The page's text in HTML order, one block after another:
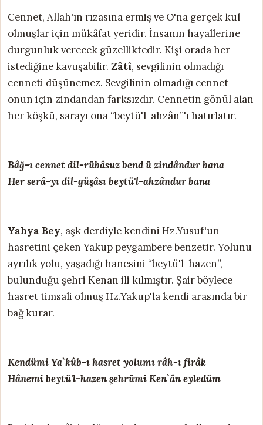
Cennet, Allah'ın rızasına ermiş ve O'na gerçek kul
olmuşlar için mükâfat yeridir. İnsanın hayallerine
durgunluk verecek güzelliktedir. Kişi orada her
istediğine kavuşabilir. Zâtî, sevgilinin olmadığı
cenneti düşünemez. Sevgilinin olmadığı cennet
onun için zindandan farksızdır. Cennetin gönül alan
her köşkü, sarayı ona “beytü'l-ahzân”'ı hatırlatır.
Bâğ-ı cennet dil-rübâsuz bend ü zindândur bana
Her serâ-yı dil-güşâsı beytü'l-ahzândur bana
Yahya Bey, aşk derdiyle kendini Hz.Yusuf'un
hasretini çeken Yakup peygambere benzetir. Yolunu
ayrılık yolu, yaşadığı hanesini “beytü'l-hazen”,
bulunduğu şehri Kenan ili kılmıştır. Şair böylece
hasret timsali olmuş Hz.Yakup'la kendi arasında bir
bağ kurar.
Kendümi Ya`kûb-ı hasret yolumı râh-ı firâk
Hânemi beytü'l-hazen şehrümi Ken`ân eyledüm